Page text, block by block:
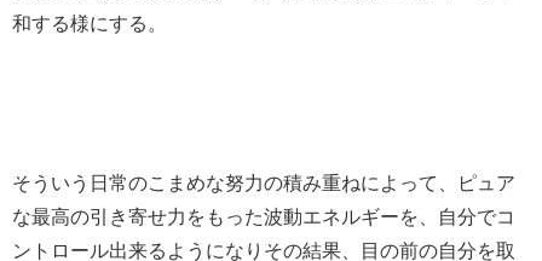
和する様にする。
そういう日常のこまめな努力の積み重ねによって、ピュア
な最高の引き寄せ力をもった波動エネルギーを、自分でコ
ントロール出来るようになりその結果、目の前の自分を取